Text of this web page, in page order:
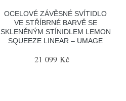
OCELOVÉ ZÁVĚSNÉ SVÍTIDLO
VE STŘÍBRNÉ BARVĚ SE
SKLENĚNÝM STÍNIDLEM LEMON
SQUEEZE LINEAR – UMAGE
21 099 Kč